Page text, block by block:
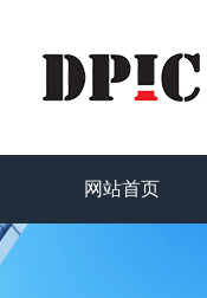
网站首页